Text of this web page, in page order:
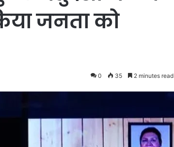
जनता को
0 35 2 minutes read